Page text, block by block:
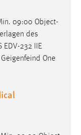
09:00 Object-
des
EDV-232 IIE
One